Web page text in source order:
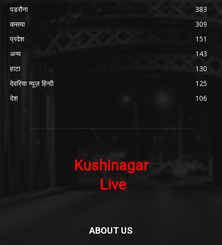
पडरौना
383
कसया
309
प्रदेश
151
अन्य
143
हाटा
130
देवरिया न्यूज़ हिन्दी
125
देश
106
ABOUT US